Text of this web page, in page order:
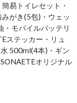
易トイレセット・
がき(5包)・ウェッ
・モバイルバッテリ
ステッカー・リュ
500ml(4本)・ギン
オリジナル